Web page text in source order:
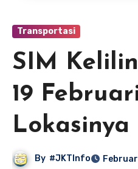
Transportasi
SIM
19
Lokasinya
By #JKTInfo